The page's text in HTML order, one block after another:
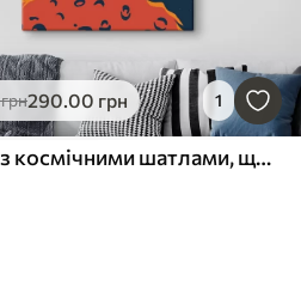
грн290.00 грн 1
Плакат з космічними шатлами, що летять у небі